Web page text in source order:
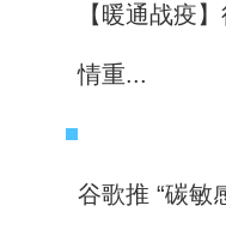
【暖通战疫
情重...
谷歌推 “碳敏